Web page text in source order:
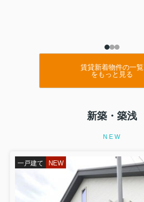
賃貸新着物件の一覧
をもっと見る
新築・築浅
NEW
一戸建て NEW